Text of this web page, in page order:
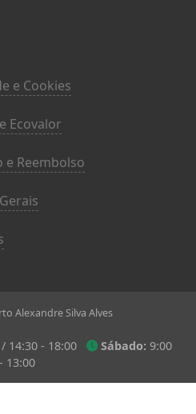
e Cookies
Ecovalor
e Reembolso
Alexandre Silva Alves
14:30 - 18:00 Sábado: 9:00
- 13:00